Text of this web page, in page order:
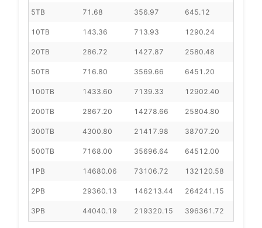
5TB 71.68 356.97 645.12
10TB 143.36 713.93 1290.24
20TB 286.72 1427.87 2580.48
50TB 716.80 3569.66 6451.20
100TB 1433.60 7139.33 12902.40
200TB 2867.20 14278.66 25804.80
300TB 4300.80 21417.98 38707.20
500TB 7168.00 35696.64 64512.00
1PB 14680.06 73106.72 132120.58
2PB 29360.13 146213.44 264241.15
3PB 44040.19 219320.15 396361.72